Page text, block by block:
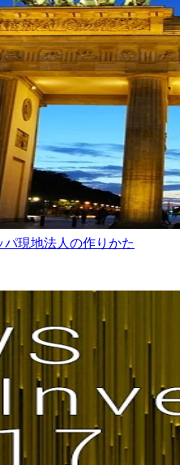
現地法人の作りかた